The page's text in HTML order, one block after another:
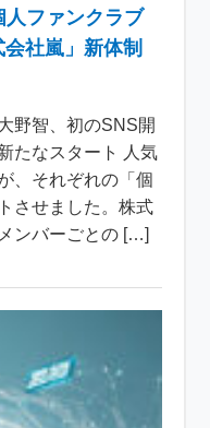
人ファンクラブ
社嵐」新体制
野智、初のSNS開
たなスタート 人気
、それぞれの「個
させました。株式
ンバーごとの […]